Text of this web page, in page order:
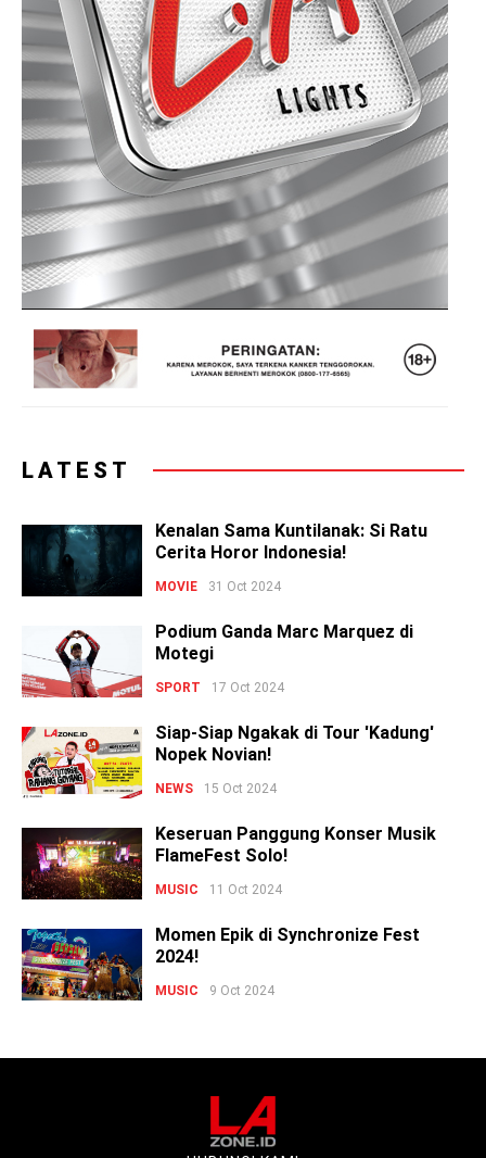
LATEST
Kenalan Sama Kuntilanak: Si Ratu
Cerita Horor Indonesia!
MOVIE 31 Oct 2024
Podium Ganda Marc Marquez di
Motegi
SPORT 17 Oct 2024
Siap-Siap Ngakak di Tour 'Kadung'
Nopek Novian!
NEWS 15 Oct 2024
Keseruan Panggung Konser Musik
FlameFest Solo!
MUSIC 11 Oct 2024
Momen Epik di Synchronize Fest
2024!
MUSIC 9 Oct 2024